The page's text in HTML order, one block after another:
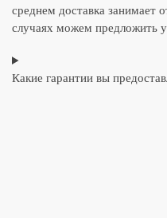
среднем доставка занимает
случаях можем предложить
Какие гарантии вы